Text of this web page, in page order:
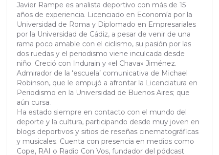
Javier Rampe es analista deportivo con más de 15
años de experiencia. Licenciado en Economía por la
Universidad de Roma y Diplomado en Empresariales
por la Universidad de Cádiz, a pesar de venir de una
rama poco amable con el ciclismo, su pasión por las
dos ruedas y el periodismo viene inculcada desde
niño. Creció con Indurain y «el Chava» Jiménez.
Admirador de la ‘escuela’ comunicativa de Michael
Robinson, que le empujó a afrontar la Licenciatura en
Periodismo en la Universidad de Buenos Aires; que
aún cursa.
Ha estado siempre en contacto con el mundo del
deporte y la cultura, participando desde muy joven en
blogs deportivos y sitios de reseñas cinematográficas
y musicales. Cuenta con presencia en medios como
Cope, RAI o Radio Con Vos, fundador del pódcast